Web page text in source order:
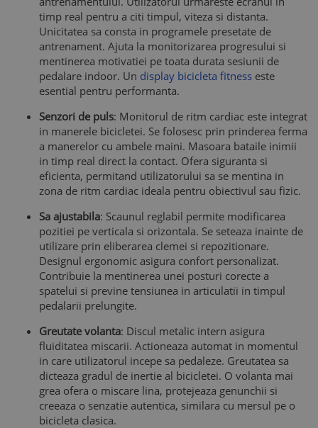
timp real pentru a citi timpul, viteza si distanta.
Unicitatea sa consta in programele presetate de
antrenament. Ajuta la monitorizarea progresului si
mentinerea motivatiei pe toata durata sesiunii de
pedalare indoor. Un display bicicleta fitness este
esential pentru performanta.
Senzori de puls: Monitorul de ritm cardiac este integrat
in manerele bicicletei. Se folosesc prin prinderea ferma
a manerelor cu ambele maini. Masoara bataile inimii
in timp real direct la contact. Ofera siguranta si
eficienta, permitand utilizatorului sa se mentina in
zona de ritm cardiac ideala pentru obiectivul sau fizic.
Sa ajustabila: Scaunul reglabil permite modificarea
pozitiei pe verticala si orizontala. Se seteaza inainte de
utilizare prin eliberarea clemei si repozitionare.
Designul ergonomic asigura confort personalizat.
Contribuie la mentinerea unei posturi corecte a
spatelui si previne tensiunea in articulatii in timpul
pedalarii prelungite.
Greutate volanta: Discul metalic intern asigura
fluiditatea miscarii. Actioneaza automat in momentul
in care utilizatorul incepe sa pedaleze. Greutatea sa
dicteaza gradul de inertie al bicicletei. O volanta mai
grea ofera o miscare lina, protejeaza genunchii si
creeaza o senzatie autentica, similara cu mersul pe o
bicicleta clasica.